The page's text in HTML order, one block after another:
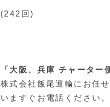
(242回)
「大阪、兵庫 チャーター
株式会社飯尾運輸にお任せ
いますぐお電話ください。